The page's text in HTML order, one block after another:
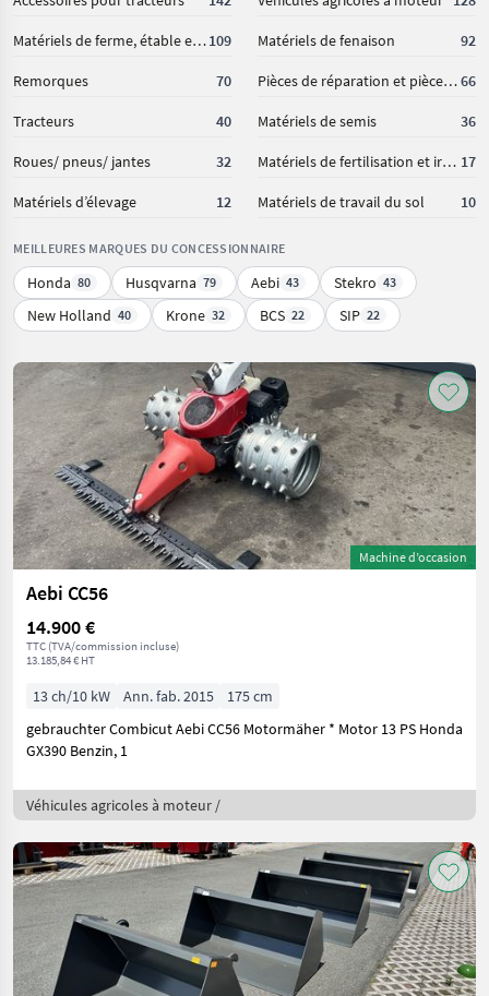
Matériels de ferme, étable et saulles109 Matériels de fenaison 92
Remorques 70 Pièces de réparation et pièces de rechange66
Tracteurs 40 Matériels de semis 36
Roues/ pneus/ jantes 32 Matériels de fertilisation et irrigation 17
Matériels d’élevage 12 Matériels de travail du sol 10
MEILLEURES MARQUES DU CONCESSIONNAIRE
Honda 80 Husqvarna 79 Aebi 43 Stekro 43
New Holland 40 Krone 32 BCS 22 SIP 22
Machine d’occasion
Aebi CC56
14.900 €
TTC (TVA/commission incluse)
13.185,84 € HT
13 ch/10 kW Ann. fab. 2015
175 cm
gebrauchter Combicut Aebi CC56 Motormäher * Motor 13 PS Honda
GX390 Benzin, 1
Véhicules agricoles à moteur /